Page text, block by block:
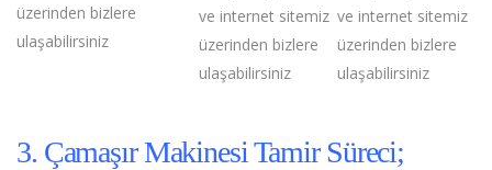
üzerinden bizlere
ulaşabilirsiniz
ve internet sitemiz
üzerinden bizlere
ulaşabilirsiniz
ve internet sitemiz
üzerinden bizlere
ulaşabilirsiniz
3. Çamaşır Makinesi Tamir Süreci;